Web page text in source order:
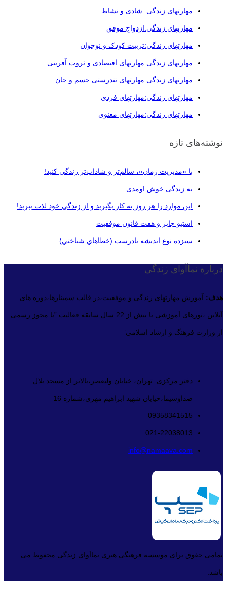
مهارتهای زندگی: شادی و نشاط
مهارتهای زندگی:ازدواج موفق
مهارتهای زندگی:تربیت کودک و نوجوان
مهارتهای زندگی:مهارتهای اقتصادی و ثروت آفرینی
مهارتهای زندگی:مهارتهای تندرستی جسم و جان
مهارتهای زندگی:مهارتهای فردی
مهارتهای زندگی:مهارتهای معنوی
نوشته‌های تازه
با «مدیریت زمان»، سالم‌تر و شاداب‌تر زندگی کنید!
به زندگی خوش اومدی…
این موارد را هر روز به کار بگیرید و از زندگی خود لذت ببرید!
استیو جابز و هفت قانون موفقیت
سيزده نوع انديشه نادرست (خطاهاي شناختي)
درباره نماآوای زندگی
هدف: آموزش مهارتهای زندگی و موفقیت،در قالب سمینارها،دوره های
آنلاین ،تورهای آموزشی با بیش از 22 سال سابقه فعالیت.”با مجوز رسمی
از وزارت فرهنگ و ارشاد اسلامی”
دفتر مرکزی: تهران، خیابان ولیعصر،بالاتر از مسجد بلال
صداوسیما،خیابان شهید ابراهیم مهری،شماره 16
09358341515
021-22038013
info@namaava.com
تمامی حقوق برای موسسه فرهنگی هنری نماآوای زندگی محفوظ می
باشد.